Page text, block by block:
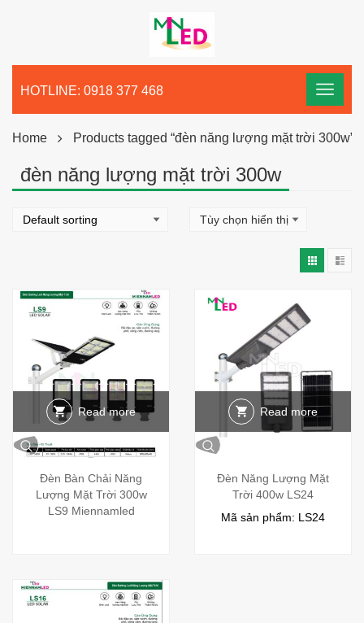
HOTLINE: 0918 377 468
Home Products tagged “đèn năng lượng mặt trời 300w”
đèn năng lượng mặt trời 300w
Read more
Đèn Bàn Chải Năng
Lượng Mặt Trời 300w
LS9 Miennamled
Read more
Đèn Năng Lượng Mặt
Trời 400w LS24
Mã sản phẩm: LS24